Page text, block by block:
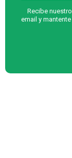
Recibe
email y